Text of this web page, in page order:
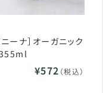
ニーナ］オーガニック
¥572 （税込）